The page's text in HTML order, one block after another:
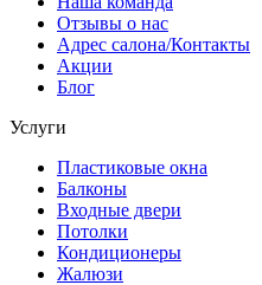
Отзывы о нас
Адрес салона/Контакты
Акции
Блог
Услуги
Пластиковые окна
Балконы
Входные двери
Потолки
Кондиционеры
Жалюзи